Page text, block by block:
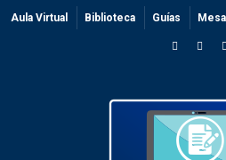
Aula Virtual Biblioteca Guías